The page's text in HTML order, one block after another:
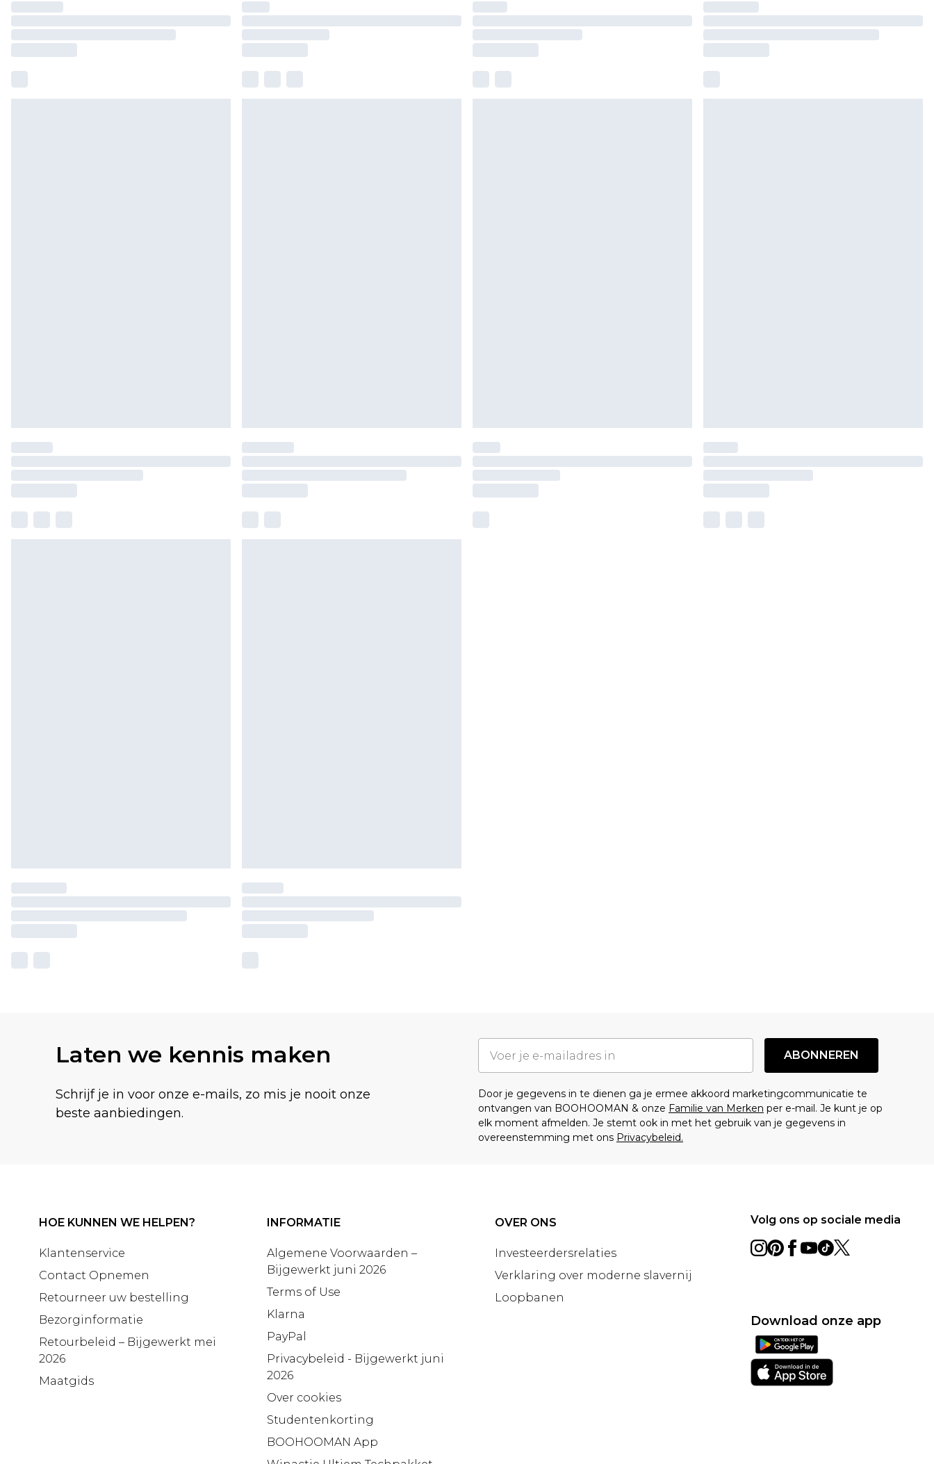
Laten we kennis maken
Schrijf je in voor onze e-mails, zo mis je nooit onze
beste aanbiedingen.
ABONNEREN
Door je gegevens in te dienen ga je ermee akkoord marketingcommunicatie te
ontvangen van BOOHOOMAN & onze Familie van Merken per e-mail. Je kunt je op
elk moment afmelden. Je stemt ook in met het gebruik van je gegevens in
overeenstemming met ons Privacybeleid.
HOE KUNNEN WE HELPEN?
Klantenservice
Contact Opnemen
Retourneer uw bestelling
Bezorginformatie
Retourbeleid – Bijgewerkt mei
2026
Maatgids
INFORMATIE
Algemene Voorwaarden –
Bijgewerkt juni 2026
Terms of Use
Klarna
PayPal
Privacybeleid - Bijgewerkt juni
2026
Over cookies
Studentenkorting
BOOHOOMAN App
OVER ONS
Investeerdersrelaties
Verklaring over moderne slavernij
Loopbanen
Volg ons op sociale media
Download onze app